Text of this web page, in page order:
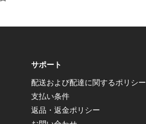
サポート
配送および配達に関するポリシー
支払い条件
返品・返金ポリシー